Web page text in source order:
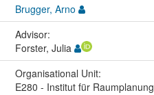
Brugger, Arno
Advisor:
Forster, Julia
Organisational Unit:
E280 - Institut für Raumplanung